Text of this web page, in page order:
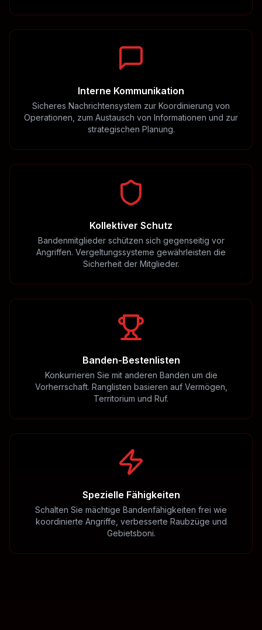
Interne Kommunikation
Sicheres Nachrichtensystem zur Koordinierung von
Operationen, zum Austausch von Informationen und zur
strategischen Planung.
Kollektiver Schutz
Bandenmitglieder schützen sich gegenseitig vor
Angriffen. Vergeltungssysteme gewährleisten die
Sicherheit der Mitglieder.
Banden-Bestenlisten
Konkurrieren Sie mit anderen Banden um die
Vorherrschaft. Ranglisten basieren auf Vermögen,
Territorium und Ruf.
Spezielle Fähigkeiten
Schalten Sie mächtige Bandenfähigkeiten frei wie
koordinierte Angriffe, verbesserte Raubzüge und
Gebietsboni.